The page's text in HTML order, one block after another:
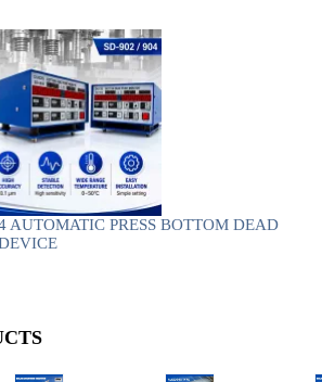
AUTOMATIC PRESS BOTTOM DEAD